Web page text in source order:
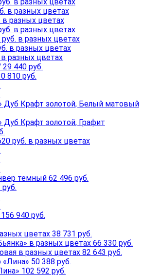
в разных цветах
разных цветах
в разных цветах
в разных цветах
в разных цветах
разных цветах
440 руб.
810 руб.
Дуб Крафт золотой, Белый матовый
Дуб Крафт золотой, Графит
руб. в разных цветах
темный 62 496 руб.
940 руб.
цветах 38 731 руб.
в разных цветах 66 330 руб.
в разных цветах 82 643 руб.
50 388 руб.
102 592 руб.